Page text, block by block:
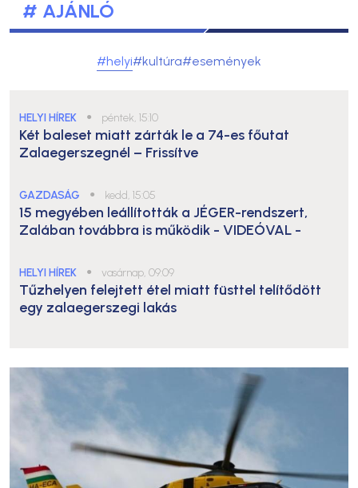
# AJÁNLÓ
#helyi#kultúra#események
HELYI HÍREK ● péntek, 15:10
Két baleset miatt zárták le a 74-es főutat
Zalaegerszegnél – Frissítve
GAZDASÁG ● kedd, 15:05
15 megyében leállították a JÉGER-rendszert,
Zalában továbbra is működik - VIDEÓVAL -
HELYI HÍREK ● vasárnap, 09:09
Tűzhelyen felejtett étel miatt füsttel telítődött
egy zalaegerszegi lakás